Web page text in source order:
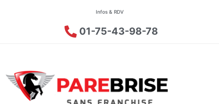
Infos & RDV
01-75-43-98-78